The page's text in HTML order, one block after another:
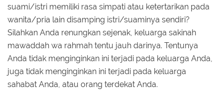
suami/istri memiliki rasa simpati atau ketertarikan pada
wanita/pria lain disamping istri/suaminya sendiri?
Silahkan Anda renungkan sejenak, keluarga sakinah
mawaddah wa rahmah tentu jauh darinya. Tentunya
Anda tidak menginginkan ini terjadi pada keluarga Anda,
juga tidak menginginkan ini terjadi pada keluarga
sahabat Anda, atau orang terdekat Anda.